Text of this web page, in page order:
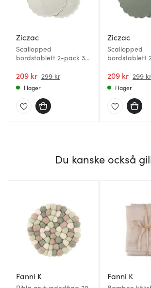
Ziczac
Scallopped
bordstablett 2-pack 36
209 kr 299 kr
I lager
Ziczac
Scallopped
bordstablett
209 kr 299 kr
I lager
Du kanske också
Fanni K Fanni K